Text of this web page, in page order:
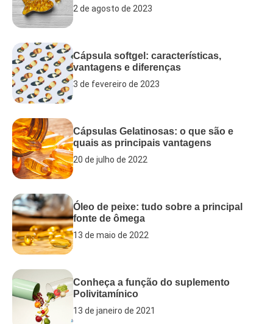
2 de agosto de 2023
Cápsula softgel: características,
vantagens e diferenças
3 de fevereiro de 2023
Cápsulas Gelatinosas: o que são e
quais as principais vantagens
20 de julho de 2022
Óleo de peixe: tudo sobre a principal
fonte de ômega
13 de maio de 2022
Conheça a função do suplemento
Polivitamínico
13 de janeiro de 2021